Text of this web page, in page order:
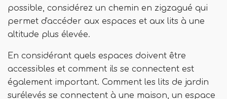
possible, considérez un chemin en zigzagué qui
permet d'accéder aux espaces et aux lits à une
altitude plus élevée.
En considérant quels espaces doivent être
accessibles et comment ils se connectent est
également important. Comment les lits de jardin
surélevés se connectent à une maison, un espace